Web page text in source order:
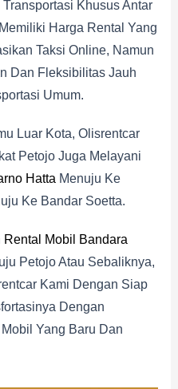
Khusus Antar
Harga Rental Yang
Taksi Online, Namun
Dan Fleksibilitas Jauh
Umum.
Luar Kota, Olisrentcar
Petojo Juga Melayani
Hatta Menuju Ke
Ke Bandar Soetta.
Rental Mobil Bandara
Petojo Atau Sebaliknya,
Kami Dengan Siap
Dengan
Yang Baru Dan